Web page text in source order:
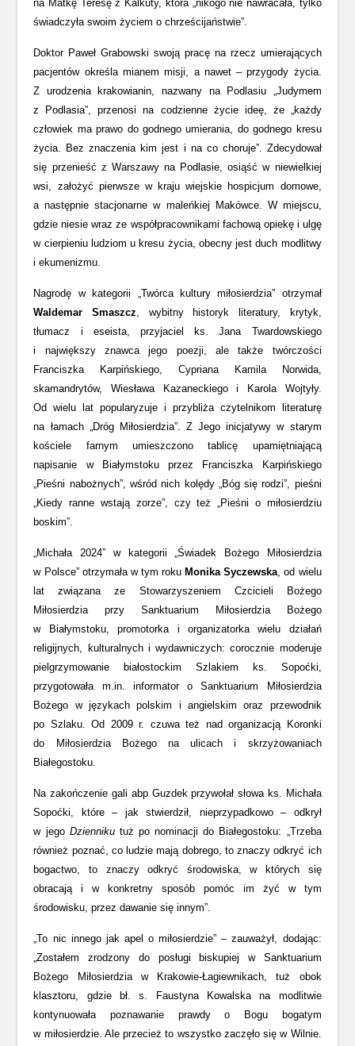
na Matkę Teresę z Kalkuty, która „nikogo nie nawracała, tylko
świadczyła swoim życiem o chrześcijaństwie”.
Doktor Paweł Grabowski swoją pracę na rzecz umierających
pacjentów określa mianem misji, a nawet – przygody życia.
Z urodzenia krakowianin, nazwany na Podlasiu „Judymem
z Podlasia”, przenosi na codzienne życie ideę, że „każdy
człowiek ma prawo do godnego umierania, do godnego kresu
życia. Bez znaczenia kim jest i na co choruje”. Zdecydował
się przenieść z Warszawy na Podlasie, osiąść w niewielkiej
wsi, założyć pierwsze w kraju wiejskie hospicjum domowe,
a następnie stacjonarne w maleńkiej Makówce. W miejscu,
gdzie niesie wraz ze współpracownikami fachową opiekę i ulgę
w cierpieniu ludziom u kresu życia, obecny jest duch modlitwy
i ekumenizmu.
Nagrodę w kategorii „Twórca kultury miłosierdzia” otrzymał
Waldemar Smaszcz, wybitny historyk literatury, krytyk,
tłumacz i eseista, przyjaciel ks. Jana Twardowskiego
i największy znawca jego poezji, ale także twórczości
Franciszka Karpińskiego, Cypriana Kamila Norwida,
skamandrytów, Wiesława Kazaneckiego i Karola Wojtyły.
Od wielu lat popularyzuje i przybliża czytelnikom literaturę
na łamach „Dróg Miłosierdzia”. Z Jego inicjatywy w starym
kościele farnym umieszczono tablicę upamiętniającą
napisanie w Białymstoku przez Franciszka Karpińskiego
„Pieśni nabożnych”, wśród nich kolędy „Bóg się rodzi”, pieśni
„Kiedy ranne wstają zorze”, czy też „Pieśni o miłosierdziu
boskim”.
„Michała 2024” w kategorii „Świadek Bożego Miłosierdzia
w Polsce” otrzymała w tym roku Monika Syczewska, od wielu
lat związana ze Stowarzyszeniem Czcicieli Bożego
Miłosierdzia przy Sanktuarium Miłosierdzia Bożego
w Białymstoku, promotorka i organizatorka wielu działań
religijnych, kulturalnych i wydawniczych: corocznie moderuje
pielgrzymowanie białostockim Szlakiem ks. Sopoćki,
przygotowała m.in. informator o Sanktuarium Miłosierdzia
Bożego w językach polskim i angielskim oraz przewodnik
po Szlaku. Od 2009 r. czuwa też nad organizacją Koronki
do Miłosierdzia Bożego na ulicach i skrzyżowaniach
Białegostoku.
Na zakończenie gali abp Guzdek przywołał słowa ks. Michała
Sopoćki, które – jak stwierdził, nieprzypadkowo – odkrył
w jego Dziennikutuż po nominacji do Białegostoku: „Trzeba
również poznać, co ludzie mają dobrego, to znaczy odkryć ich
bogactwo, to znaczy odkryć środowiska, w których się
obracają i w konkretny sposób pomóc im żyć w tym
środowisku, przez dawanie się innym”.
„To nic innego jak apel o miłosierdzie” – zauważył, dodając:
„Zostałem zrodzony do posługi biskupiej w Sanktuarium
Bożego Miłosierdzia w Krakowie-Łagiewnikach, tuż obok
klasztoru, gdzie bł. s. Faustyna Kowalska na modlitwie
kontynuowała poznawanie prawdy o Bogu bogatym
w miłosierdzie. Ale przecież to wszystko zaczęło się w Wilnie.